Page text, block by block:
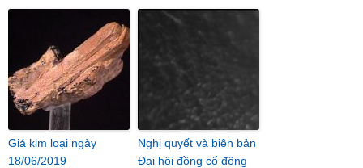
Giá kim loại ngày
18/06/2019
Nghị quyết và biên bản
Đại hội đồng cổ đông